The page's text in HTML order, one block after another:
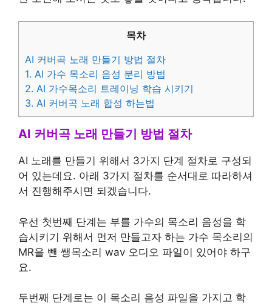
목차
AI 커버곡 노래 만들기 방법 절차
1. AI 가수 목소리 음성 분리 방법
2. AI 가수목소리 트레이닝 학습 시키기
3. AI 커버곡 노래 합성 하는법
AI 커버곡 노래 만들기 방법 절차
AI 노래를 만들기 위해서 3가지 단계 절차로 구성되
어 있는데요. 아래 3가지 절차를 순서대로 따라하셔
서 진행해주시면 되겠습니다.
우선 첫번째 단계는 부를 가수의 목소리 음성을 학
습시키기 위해서 먼저 만들고자 하는 가수 목소리의
MR을 뺀 쌩목소리 wav 오디오 파일이 있어야 하구
요.
두번째 단계로는 이 목소리 음성 파일을 가지고 학